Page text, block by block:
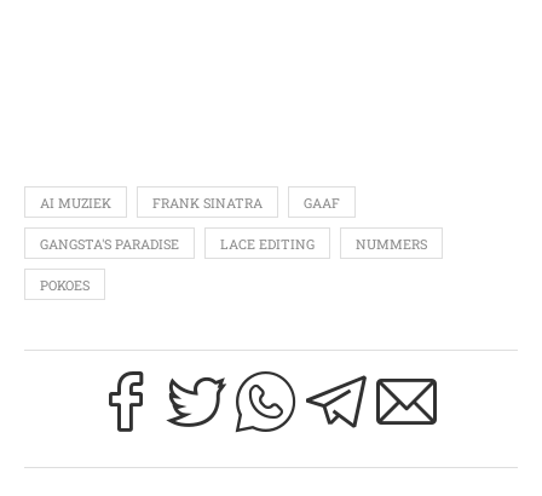
AI MUZIEK FRANK SINATRA GAAF
GANGSTA'S PARADISE LACE EDITING NUMMERS
POKOES